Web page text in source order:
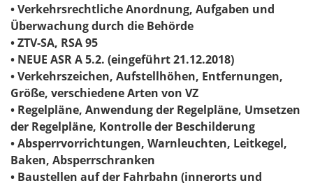
• Verkehrsrechtliche Anordnung, Aufgaben und
Überwachung durch die Behörde
• ZTV-SA, RSA 95
• NEUE ASR A 5.2. (eingeführt 21.12.2018)
• Verkehrszeichen, Aufstellhöhen, Entfernungen,
Größe, verschiedene Arten von VZ
• Regelpläne, Anwendung der Regelpläne, Umsetzen
der Regelpläne, Kontrolle der Beschilderung
• Absperrvorrichtungen, Warnleuchten, Leitkegel,
Baken, Absperrschranken
• Baustellen auf der Fahrbahn (innerorts und